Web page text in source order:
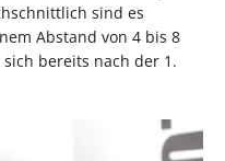
sind es
Abstand von 4 bis 8
sich bereits nach der 1.